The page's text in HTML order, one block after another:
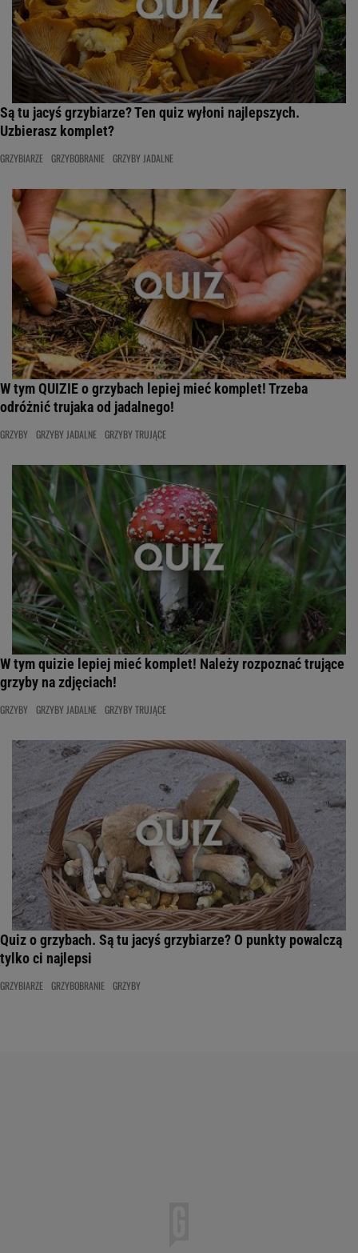
Są tu jacyś grzybiarze? Ten quiz wyłoni najlepszych.
Uzbierasz komplet?
GRZYBIARZE GRZYBOBRANIE GRZYBY JADALNE
W tym QUIZIE o grzybach lepiej mieć komplet! Trzeba
odróżnić trujaka od jadalnego!
GRZYBY GRZYBY JADALNE GRZYBY TRUJĄCE
W tym quizie lepiej mieć komplet! Należy rozpoznać trujące
grzyby na zdjęciach!
GRZYBY GRZYBY JADALNE GRZYBY TRUJĄCE
Quiz o grzybach. Są tu jacyś grzybiarze? O punkty powalczą
tylko ci najlepsi
GRZYBIARZE GRZYBOBRANIE GRZYBY